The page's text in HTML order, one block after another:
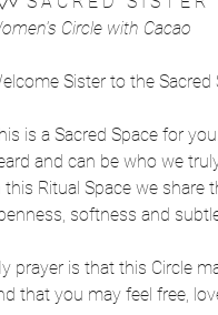
Circle with Cacao
Sister to the Sacred
is a Sacred Space for
and can be who we
this Ritual Space we share
softness and
prayer is that this Circle
that you may feel free,